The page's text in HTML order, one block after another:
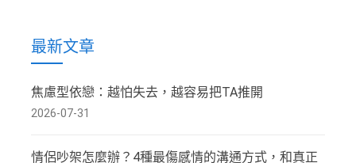
最新文章
焦慮型依戀：越怕失去，越容易把TA推開
2026-07-31
情侶吵架怎麼辦？4種最傷感情的溝通方式，和真正